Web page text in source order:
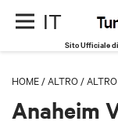
IT
Sito Ufficiale
HOME /ALTRO /ALTRO
Anaheim